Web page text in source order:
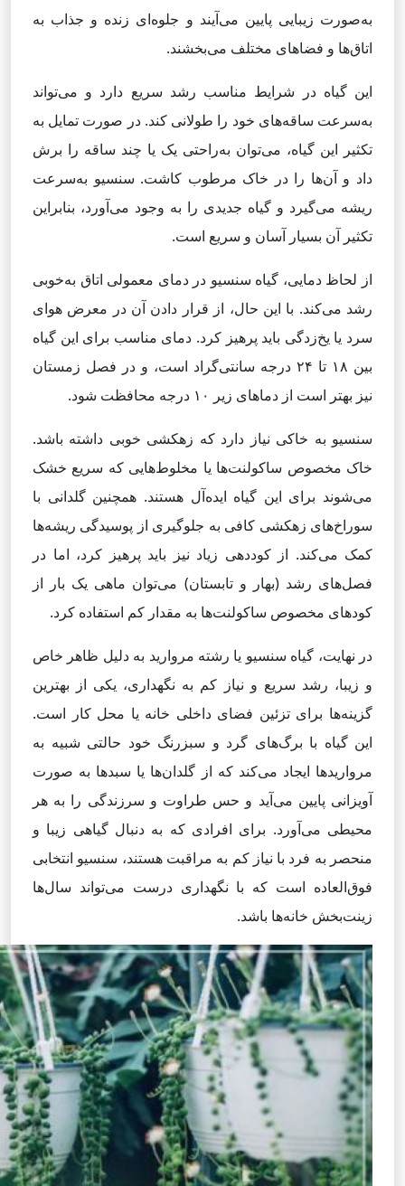
به‌صورت زیبایی پایین می‌آیند و جلوه‌ای زنده و جذاب به
اتاق‌ها و فضاهای مختلف می‌بخشند.
این گیاه در شرایط مناسب رشد سریع دارد و می‌تواند
به‌سرعت ساقه‌های خود را طولانی کند. در صورت تمایل به
تکثیر این گیاه، می‌توان به‌راحتی یک یا چند ساقه را برش
داد و آن‌ها را در خاک مرطوب کاشت. سنسیو به‌سرعت
ریشه می‌گیرد و گیاه جدیدی را به وجود می‌آورد، بنابراین
تکثیر آن بسیار آسان و سریع است.
از لحاظ دمایی، گیاه سنسیو در دمای معمولی اتاق به‌خوبی
رشد می‌کند. با این حال، از قرار دادن آن در معرض هوای
سرد یا یخ‌زدگی باید پرهیز کرد. دمای مناسب برای این گیاه
بین ۱۸ تا ۲۴ درجه سانتی‌گراد است، و در فصل زمستان
نیز بهتر است از دماهای زیر ۱۰ درجه محافظت شود.
سنسیو به خاکی نیاز دارد که زهکشی خوبی داشته باشد.
خاک مخصوص ساکولنت‌ها یا مخلوط‌هایی که سریع خشک
می‌شوند برای این گیاه ایده‌آل هستند. همچنین گلدانی با
سوراخ‌های زهکشی کافی به جلوگیری از پوسیدگی ریشه‌ها
کمک می‌کند. از کوددهی زیاد نیز باید پرهیز کرد، اما در
فصل‌های رشد (بهار و تابستان) می‌توان ماهی یک بار از
کودهای مخصوص ساکولنت‌ها به مقدار کم استفاده کرد.
در نهایت، گیاه سنسیو یا رشته مروارید به دلیل ظاهر خاص
و زیبا، رشد سریع و نیاز کم به نگهداری، یکی از بهترین
گزینه‌ها برای تزئین فضای داخلی خانه یا محل کار است.
این گیاه با برگ‌های گرد و سبزرنگ خود حالتی شبیه به
مرواریدها ایجاد می‌کند که از گلدان‌ها یا سبدها به صورت
آویزانی پایین می‌آید و حس طراوت و سرزندگی را به هر
محیطی می‌آورد. برای افرادی که به دنبال گیاهی زیبا و
منحصر به فرد با نیاز کم به مراقبت هستند، سنسیو انتخابی
فوق‌العاده است که با نگهداری درست می‌تواند سال‌ها
زینت‌بخش خانه‌ها باشد.